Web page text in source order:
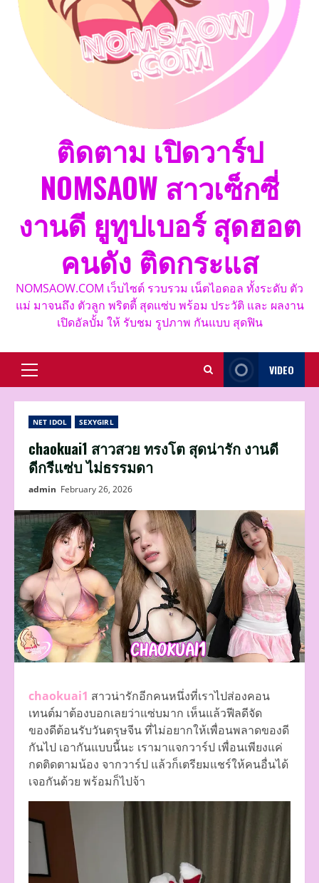
ติดตาม เปิดวาร์ป
NOMSAOW สาวเซ็กซี่
งานดี ยูทูปเบอร์ สุดฮอต
คนดัง ติดกระแส
NOMSAOW.COM เว็บไซต์ รวบรวม เน็ตไอดอล ทั้งระดับ ตัว
แม่ มาจนถึง ตัวลูก พริตตี้ สุดแซ่บ พร้อม ประวัติ และ ผลงาน
เปิดอัลบั้ม ให้ รับชม รูปภาพ กันแบบ สุดฟิน
Primary
Menu
VIDEO
NET IDOL SEXYGIRL
chaokuai1 สาวสวย ทรงโต สุดน่ารัก งานดี
ดีกรีแซ่บ ไม่ธรรมดา
admin February 26, 2026
chaokuai1 สาวน่ารักอีกคนหนึ่งที่เราไปส่องคอน
เทนต์มาต้องบอกเลยว่าแซ่บมาก เห็นแล้วฟีลดีจัด
ของดีต้อนรับวันตรุษจีน ที่ไม่อยากให้เพื่อนพลาดของดี
กันไป เอากันแบบนี้นะ เรามาแจกวาร์ป เพื่อนเพียงแค่
กดติดตามน้อง จากวาร์ป แล้วก็เตรียมแชร์ให้คนอื่นได้
เจอกันด้วย พร้อมก็ไปจ้า